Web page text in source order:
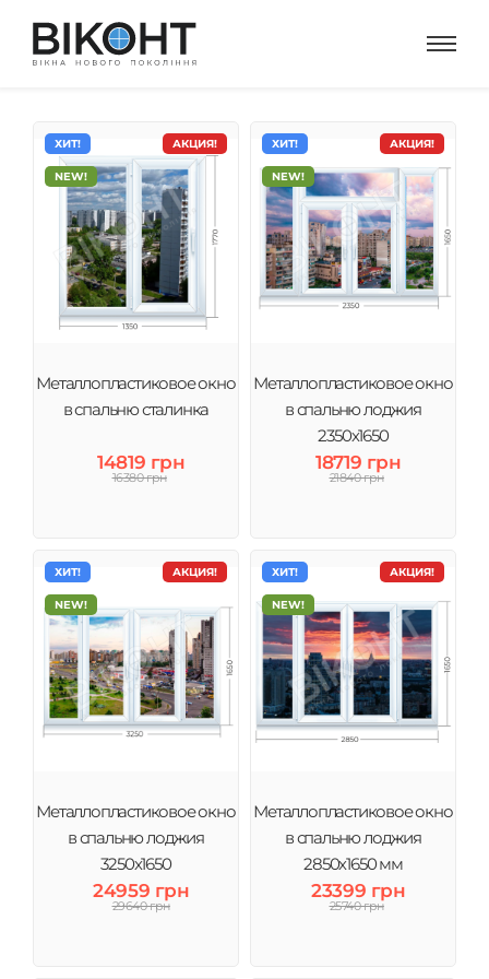
АКЦИЯ!
ХИТ!
NEW!
Металлопластиковое окно
в спальню сталинка
14819 грн
16380 грн
АКЦИЯ!
ХИТ!
NEW!
Металлопластиковое окно
в спальню лоджия
2350х1650
18719 грн
21840 грн
АКЦИЯ!
ХИТ!
NEW!
Металлопластиковое окно
в спальню лоджия
3250х1650
24959 грн
29640 грн
АКЦИЯ!
ХИТ!
NEW!
Металлопластиковое окно
в спальню лоджия
2850х1650 мм
23399 грн
25740 грн